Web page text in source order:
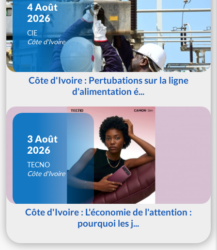
4 Août
2026
CIE
Côte d'Ivoire
Côte d'Ivoire : Pertubations sur la ligne
d'alimentation é...
3 Août
2026
TECNO
Côte d'Ivoire
Côte d'Ivoire : L'économie de l'attention :
pourquoi les j...